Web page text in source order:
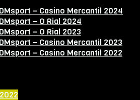
– Casino Mercantil 2024
– O Rial 2024
– O Rial 2023
– Casino Mercantil 2023
– Casino Mercantil 2022